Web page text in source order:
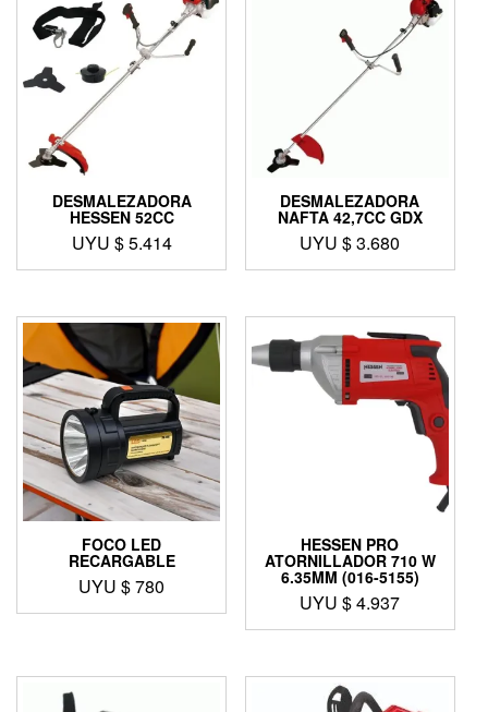
DESMALEZADORA
HESSEN 52CC
UYU $5.414
DESMALEZADORA
NAFTA 42,7CC GDX
UYU $3.680
FOCO LED
RECARGABLE
UYU $780
HESSEN PRO
ATORNILLADOR 710 W
6.35MM (016-5155)
UYU $4.937